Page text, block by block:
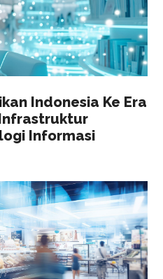
Indonesia Ke Era
Informasi